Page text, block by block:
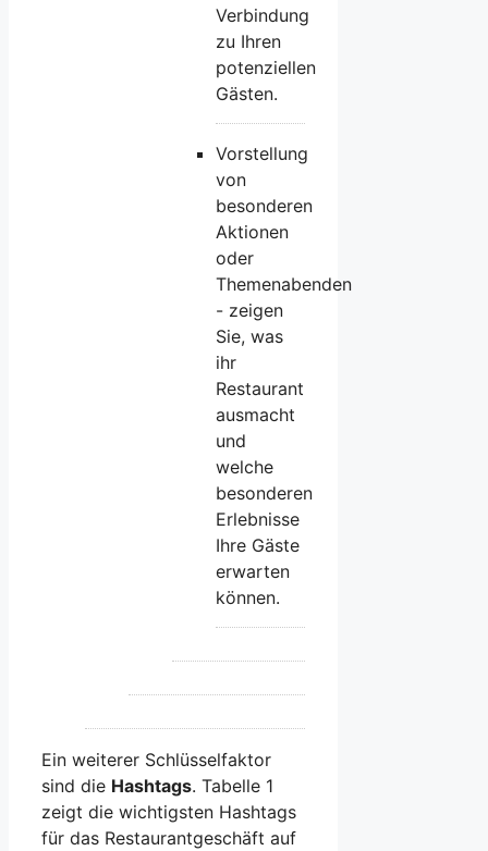
Verbindung
zu Ihren
potenziellen
Gästen.
Vorstellung
von
besonderen
Aktionen
oder
Themenabenden
- zeigen
Sie, was
ihr
Restaurant
ausmacht
und
welche
besonderen
Erlebnisse
Ihre Gäste
erwarten
können.
Ein weiterer Schlüsselfaktor
sind die Hashtags. Tabelle 1
zeigt die wichtigsten Hashtags
für das Restaurantgeschäft auf